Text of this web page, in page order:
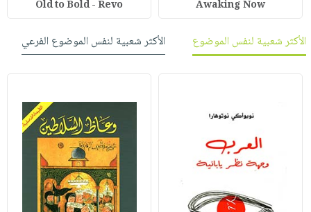
Awaking Now
Old to Bold - Revo
الأكثر شعبية لنفس الموضوع الأكثر شعبية لنفس الموضوع الفرعي